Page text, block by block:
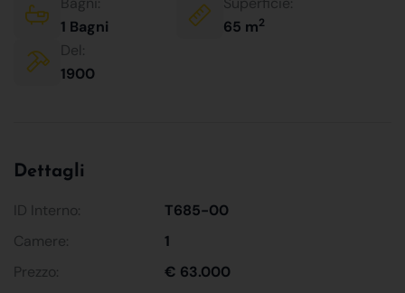
1 Bagni
65 m2
Del:
1900
Dettagli
ID Interno:
T685-00
Camere:
1
Prezzo:
€ 63.000